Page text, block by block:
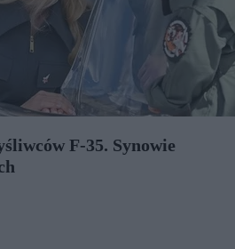
F-35. Synowie